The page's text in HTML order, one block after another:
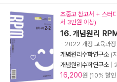
초중고 참고서 + 스터
서 3만원 이상)
16. 개념원리
- 2022 개정 교육과정
개념원리수학연구소 (
개념원리수학연구소
16,200원 (10% 할